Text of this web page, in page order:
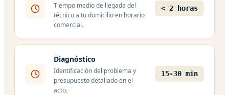
Tiempo medio de llegada del
técnico a tu domicilio en horario
comercial.
< 2 horas
Diagnóstico
Identificación del problema y
presupuesto detallado en el
acto.
15-30 min